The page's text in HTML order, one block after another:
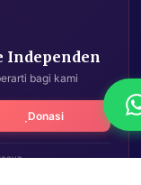
Independen
bagi kami
Donasi